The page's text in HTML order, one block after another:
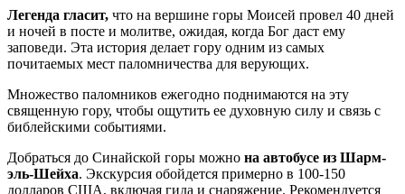
Легенда гласит, что на вершине горы Моисей провел 40 дней
и ночей в посте и молитве, ожидая, когда Бог даст ему
заповеди. Эта история делает гору одним из самых
почитаемых мест паломничества для верующих.
Множество паломников ежегодно поднимаются на эту
священную гору, чтобы ощутить ее духовную силу и связь с
библейскими событиями.
Добраться до Синайской горы можно на автобусе из Шарм-
эль-Шейха. Экскурсия обойдется примерно в 100-150
долларов США, включая гида и снаряжение. Рекомендуется